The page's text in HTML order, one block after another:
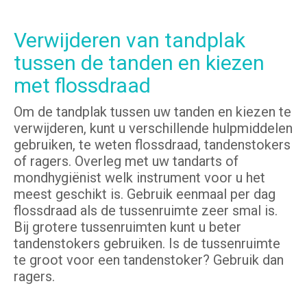
Verwijderen van tandplak
tussen de tanden en kiezen
met flossdraad
Om de tandplak tussen uw tanden en kiezen te
verwijderen, kunt u verschillende hulpmiddelen
gebruiken, te weten flossdraad, tandenstokers
of ragers. Overleg met uw tandarts of
mondhygiënist welk instrument voor u het
meest geschikt is. Gebruik eenmaal per dag
flossdraad als de tussenruimte zeer smal is.
Bij grotere tussenruimten kunt u beter
tandenstokers gebruiken. Is de tussenruimte
te groot voor een tandenstoker? Gebruik dan
ragers.